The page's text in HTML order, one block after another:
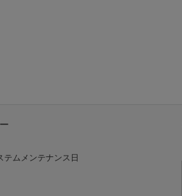
テムメンテナンス日